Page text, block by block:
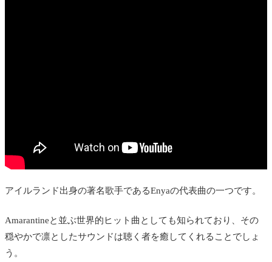
アイルランド出身の著名歌手であるEnyaの代表曲の一つです。
Amarantineと並ぶ世界的ヒット曲としても知られており、その
穏やかで凛としたサウンドは聴く者を癒してくれることでしょ
う。